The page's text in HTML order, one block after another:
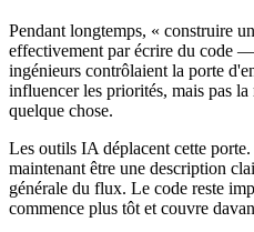
Pendant longtemps, « construire
effectivement par écrire du code
ingénieurs contrôlaient la porte
influencer les priorités, mais pas
quelque chose.
Les outils IA déplacent cette
maintenant être une description
générale du flux. Le code reste
commence plus tôt et couvre